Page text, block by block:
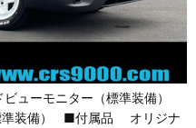
ューモニター（標準装備）
準装備） ■付属品 オリジナ